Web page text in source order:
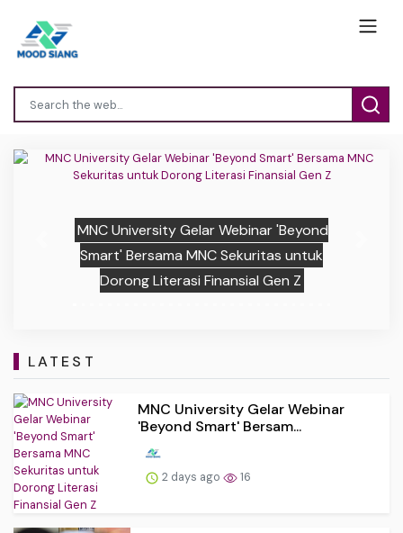
MNC University Gelar Webinar 'Beyond
Smart' Bersama MNC Sekuritas untuk
Dorong Literasi Finansial Gen Z
Previous
LATEST
MNC University Gelar Webinar
'Beyond Smart' Bersam...
2 days ago 16